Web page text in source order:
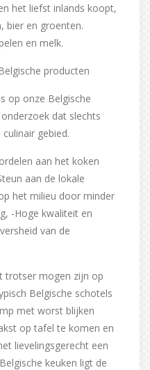
het liefst inlands koopt,
bier en groenten.
en melk.
producten
op onze Belgische
dat slechts
gebied.
aan het koken
aan de lokale
het milieu door minder
-Hoge kwaliteit en
van de
trotser mogen zijn op
Belgische schotels
met worst blijken
op tafel te komen en
lievelingsgerecht een
keuken ligt de